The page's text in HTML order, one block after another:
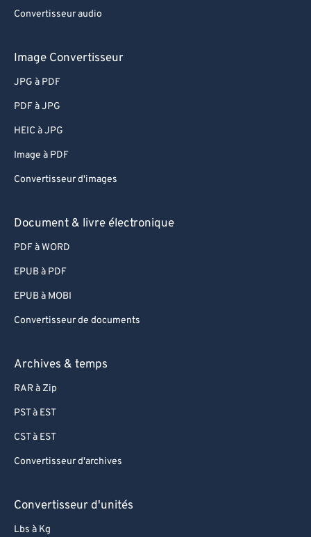
Convertisseur audio
Image Convertisseur
JPG à PDF
PDF à JPG
HEIC à JPG
Image à PDF
Convertisseur d'images
Document & livre électronique
PDF à WORD
EPUB à PDF
EPUB à MOBI
Convertisseur de documents
Archives & temps
RAR à Zip
PST à EST
CST à EST
Convertisseur d'archives
Convertisseur d'unités
Lbs à Kg